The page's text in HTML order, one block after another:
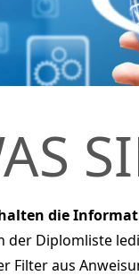
die
der Diplomliste
Filter aus